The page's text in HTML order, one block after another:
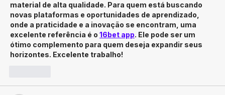
material de alta qualidade. Para quem está buscando
novas plataformas e oportunidades de aprendizado,
onde a praticidade e a inovação se encontram, uma
excelente referência é o 16bet app. Ele pode ser um
ótimo complemento para quem deseja expandir seus
horizontes. Excelente trabalho!